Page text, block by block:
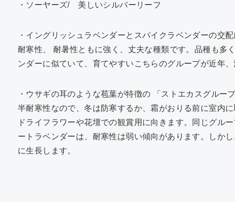
・ソーヤーズ/ 美しいシルバーリーフ
・イングリッシュラベンダーとスパイクラベンダーの交
耐寒性、 耐暑性ともに強く、丈夫な種類です。品種も多
ンダーに似ていて、育てやすいこちらのグループが近年
・ウサギの耳のような苞葉が特徴の 「ストエカスグルー
半耐寒性なので、冬は防寒するか、霜がおりる前に室内
ドライフラワーや花壇での観賞用に向きます。同じグル
ートラベンダーは、耐寒性は弱い傾向があります。しか
に生長します。